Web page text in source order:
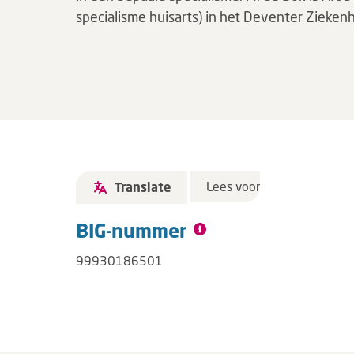
specialisme huisarts) in het Deventer
Translate Lees voor
BIG-nummer
99930186501